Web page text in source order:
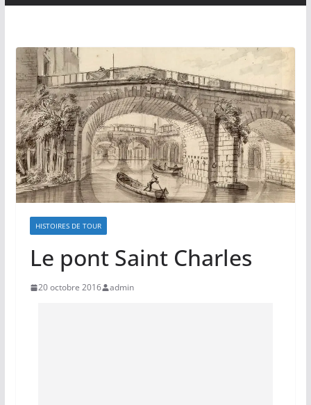
HISTOIRES DE TOUR
Le pont Saint Charles
20 octobre 2016 admin